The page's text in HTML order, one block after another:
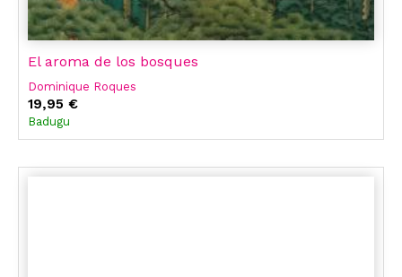
El aroma de los bosques
Dominique Roques
19,95 €
Badugu